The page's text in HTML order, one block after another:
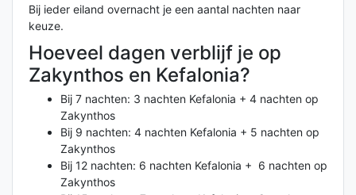
Bij ieder eiland overnacht je een aantal nachten naar
keuze.
Hoeveel dagen verblijf je op
Zakynthos en Kefalonia?
Bij 7 nachten: 3 nachten Kefalonia + 4 nachten op
Zakynthos
Bij 9 nachten: 4 nachten Kefalonia + 5 nachten op
Zakynthos
Bij 12 nachten: 6 nachten Kefalonia + 6 nachten op
Zakynthos